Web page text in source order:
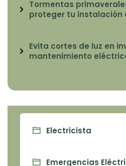
Tormentas
proteger tu instalación
Evita cortes de luz en
mantenimiento
Electricista
Emergencias